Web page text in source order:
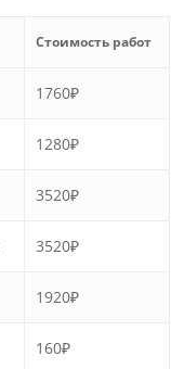
Стоимость работ
1760₽
1280₽
3520₽
3520₽
1920₽
160₽